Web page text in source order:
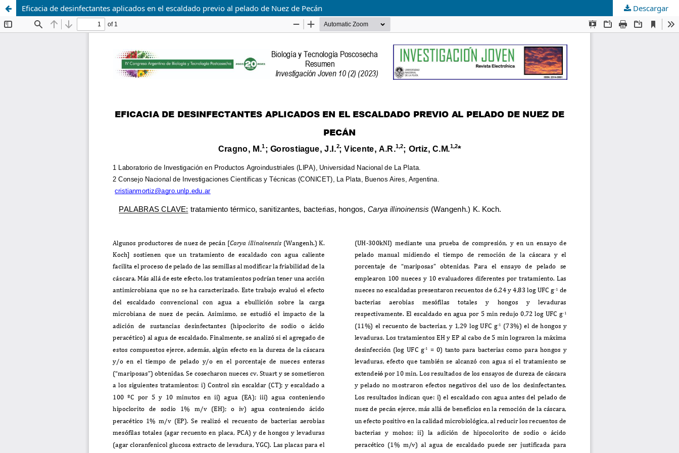
Eficacia de desinfectantes aplicados en el escaldado previo al pelado de Nuez de Pecán Descargar